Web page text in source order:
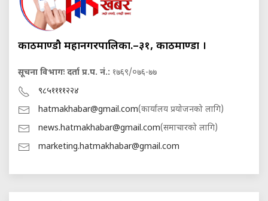
काठमाण्डौ महानगरपालिका.–३१, काठमाण्डौं ।
सूचना विभागः दर्ता प्र.प. नं.: १७६९/०७६-७७
९८५११११२२४
hatmakhabar@gmail.com(कार्यालय प्रयोजनको लागि)
news.hatmakhabar@gmail.com(समाचारको लागि)
marketing.hatmakhabar@gmail.com